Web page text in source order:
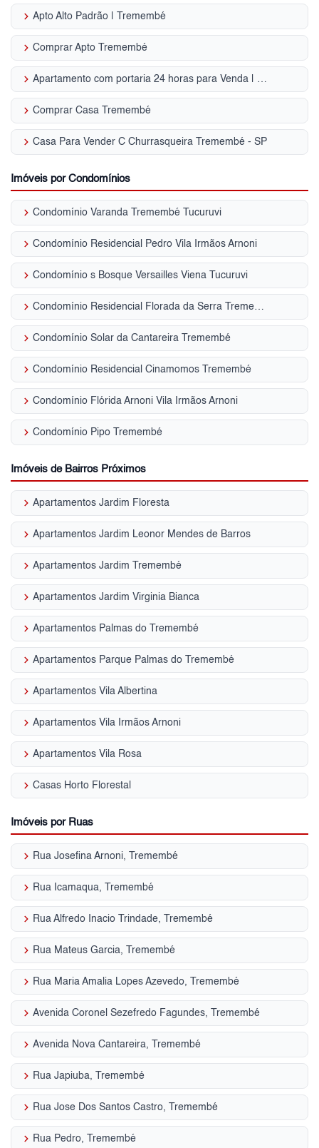
keyboard_arrow_right Apto Alto Padrão | Tremembé
keyboard_arrow_right Comprar Apto Tremembé
keyboard_arrow_right Apartamento com portaria 24 horas para Venda | Tremembé
keyboard_arrow_right Comprar Casa Tremembé
keyboard_arrow_right Casa Para Vender C Churrasqueira Tremembé - SP
Imóveis por Condomínios
keyboard_arrow_right Condomínio Varanda Tremembé Tucuruvi
keyboard_arrow_right Condomínio Residencial Pedro Vila Irmãos Arnoni
keyboard_arrow_right Condomínio s Bosque Versailles Viena Tucuruvi
keyboard_arrow_right Condomínio Residencial Florada da Serra Tremembé
keyboard_arrow_right Condomínio Solar da Cantareira Tremembé
keyboard_arrow_right Condomínio Residencial Cinamomos Tremembé
keyboard_arrow_right Condomínio Flórida Arnoni Vila Irmãos Arnoni
keyboard_arrow_right Condomínio Pipo Tremembé
Imóveis de Bairros Próximos
keyboard_arrow_right Apartamentos Jardim Floresta
keyboard_arrow_right Apartamentos Jardim Leonor Mendes de Barros
keyboard_arrow_right Apartamentos Jardim Tremembé
keyboard_arrow_right Apartamentos Jardim Virginia Bianca
keyboard_arrow_right Apartamentos Palmas do Tremembé
keyboard_arrow_right Apartamentos Parque Palmas do Tremembé
keyboard_arrow_right Apartamentos Vila Albertina
keyboard_arrow_right Apartamentos Vila Irmãos Arnoni
keyboard_arrow_right Apartamentos Vila Rosa
keyboard_arrow_right Casas Horto Florestal
Imóveis por Ruas
keyboard_arrow_right Rua Josefina Arnoni, Tremembé
keyboard_arrow_right Rua Icamaqua, Tremembé
keyboard_arrow_right Rua Alfredo Inacio Trindade, Tremembé
keyboard_arrow_right Rua Mateus Garcia, Tremembé
keyboard_arrow_right Rua Maria Amalia Lopes Azevedo, Tremembé
keyboard_arrow_right Avenida Coronel Sezefredo Fagundes, Tremembé
keyboard_arrow_right Avenida Nova Cantareira, Tremembé
keyboard_arrow_right Rua Japiuba, Tremembé
keyboard_arrow_right Rua Jose Dos Santos Castro, Tremembé
keyboard_arrow_right Rua Pedro, Tremembé